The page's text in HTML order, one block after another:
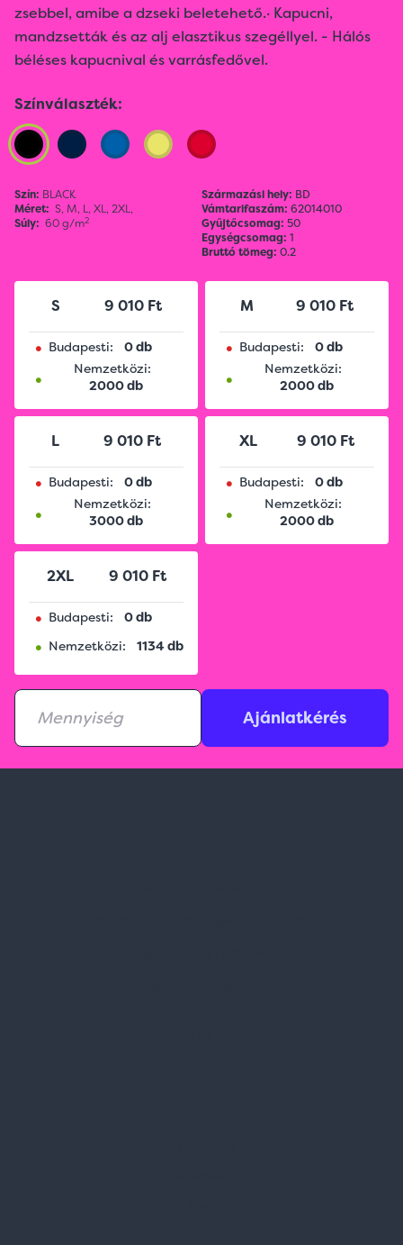
zsebbel, amibe a dzseki beletehető.· Kapucni,
mandzsetták és az alj elasztikus szegéllyel. - Hálós
béléses kapucnival és varrásfedővel.
Színválaszték:
Szín: BLACK
Méret: S, M, L,XL,2XL,
Súly: 60 g/m2
Származási hely: BD
Vámtarifaszám: 62014010
Gyűjtőcsomag: 50
Egységcsomag: 1
Bruttó tömeg: 0.2
S 9 010 Ft
• Budapesti: 0 db
•
Nemzetközi:
2000 db
M 9 010 Ft
• Budapesti: 0 db
•
Nemzetközi:
2000 db
L 9 010 Ft
• Budapesti: 0 db
•
Nemzetközi:
3000 db
XL 9 010 Ft
• Budapesti: 0 db
•
Nemzetközi:
2000 db
2XL 9 010 Ft
• Budapesti: 0 db
• Nemzetközi: 1134 db
Ajánlatkérés